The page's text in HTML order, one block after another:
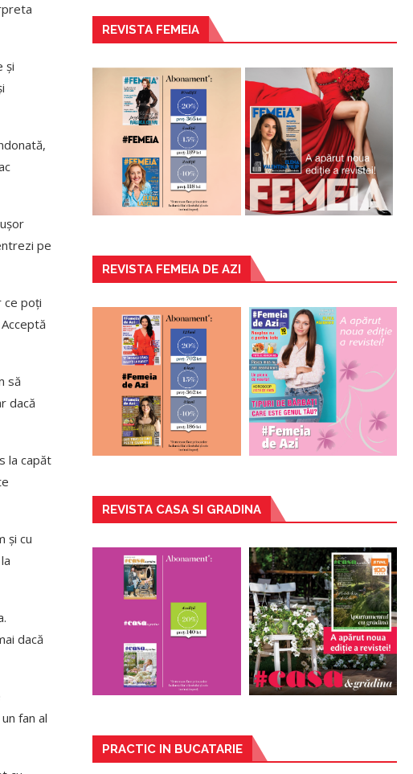
și
pe
ce poți
să
dacă
la capăt
și cu
dacă
fan al
REVISTA FEMEIA
REVISTA FEMEIA DE AZI
REVISTA CASA SI GRADINA
PRACTIC IN BUCATARIE